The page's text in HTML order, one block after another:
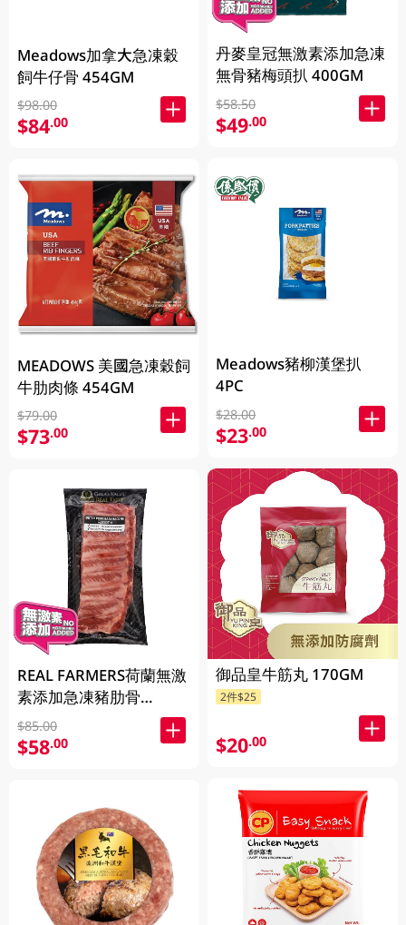
Meadows加拿大急凍穀
飼牛仔骨 454GM
$98.00
$84.00
MEADOWS 美國急凍穀飼
牛肋肉條 454GM
$79.00
$73.00
REAL FARMERS荷蘭無激
素添加急凍豬肋骨
500GM
$85.00
$58.00
丹麥皇冠無激素添加急凍
無骨豬梅頭扒 400GM
$58.50
$49.00
Meadows豬柳漢堡扒
4PC
$28.00
$23.00
御品皇牛筋丸 170GM
2件$25
$20.00